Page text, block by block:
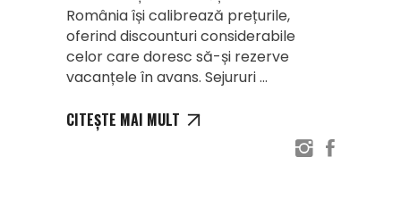
România își calibrează prețurile,
oferind discounturi considerabile
celor care doresc să-și rezerve
vacanțele în avans. Sejururi
CITEȘTE MAI MULT